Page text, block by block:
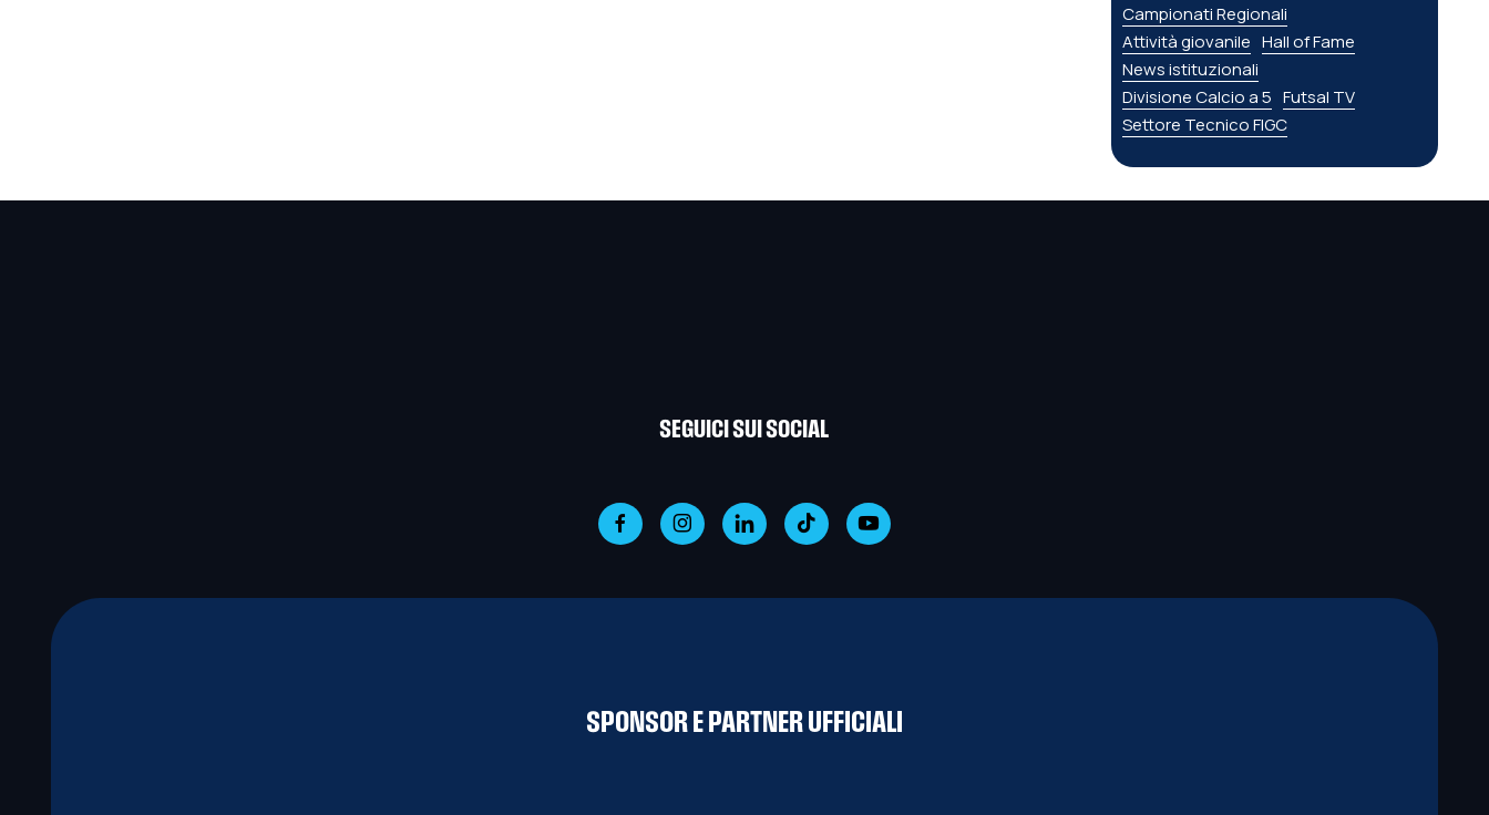
Campionati Regionali
Attività giovanile Hall of Fame
News istituzionali
Divisione Calcio a 5 Futsal TV
Settore Tecnico FIGC
SEGUICI SUI SOCIAL
SPONSOR E PARTNER UFFICIALI